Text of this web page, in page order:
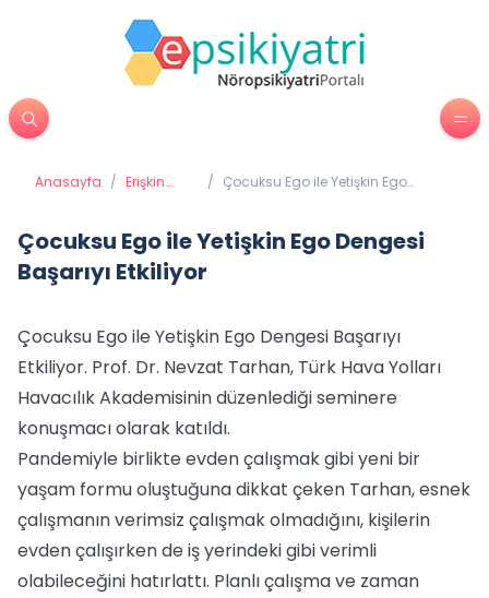
Anasayfa / Erişkin
/ Çocuksu Ego ile Yetişkin Ego
Çocuksu Ego ile Yetişkin Ego Dengesi
Başarıyı Etkiliyor
Çocuksu Ego ile Yetişkin Ego Dengesi Başarıyı
Etkiliyor. Prof. Dr. Nevzat Tarhan, Türk Hava Yolları
Havacılık Akademisinin düzenlediği seminere
konuşmacı olarak katıldı.
Pandemiyle birlikte evden çalışmak gibi yeni bir
yaşam formu oluştuğuna dikkat çeken Tarhan, esnek
çalışmanın verimsiz çalışmak olmadığını, kişilerin
evden çalışırken de iş yerindeki gibi verimli
olabileceğini hatırlattı. Planlı çalışma ve zaman